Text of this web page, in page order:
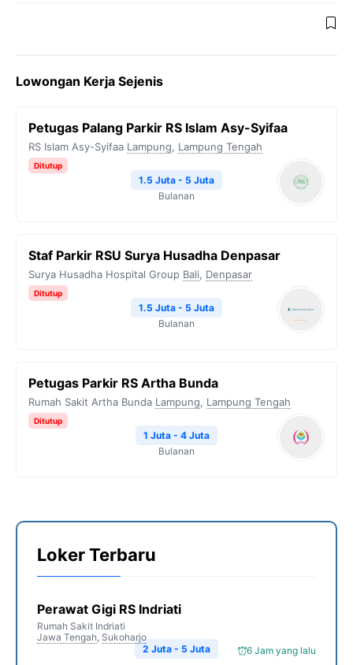
Lowongan Kerja Sejenis
Petugas Palang Parkir RS Islam Asy-Syifaa
RS Islam Asy-Syifaa Lampung, Lampung Tengah
Ditutup
1.5 Juta - 5 Juta
Bulanan
Staf Parkir RSU Surya Husadha Denpasar
Surya Husadha Hospital Group Bali, Denpasar
Ditutup
1.5 Juta - 5 Juta
Bulanan
Petugas Parkir RS Artha Bunda
Rumah Sakit Artha Bunda Lampung, Lampung Tengah
Ditutup
1 Juta - 4 Juta
Bulanan
Loker Terbaru
Perawat Gigi RS Indriati
Rumah Sakit Indriati
Jawa Tengah, Sukoharjo
6 Jam yang lalu
2 Juta - 5 Juta